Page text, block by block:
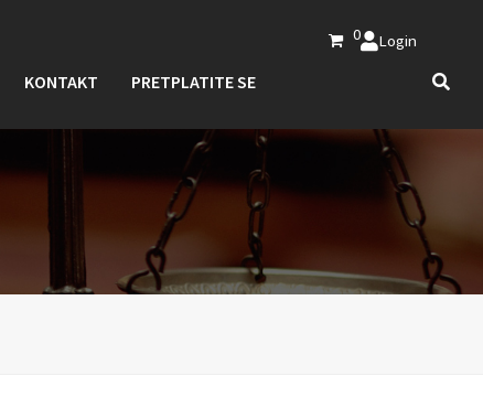
0 Login
KONTAKT PRETPLATITE SE